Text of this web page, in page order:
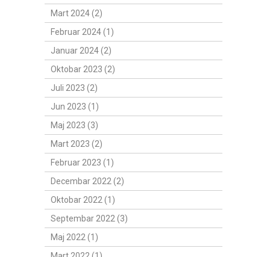
Mart 2024 (2)
Februar 2024 (1)
Januar 2024 (2)
Oktobar 2023 (2)
Juli 2023 (2)
Jun 2023 (1)
Maj 2023 (3)
Mart 2023 (2)
Februar 2023 (1)
Decembar 2022 (2)
Oktobar 2022 (1)
Septembar 2022 (3)
Maj 2022 (1)